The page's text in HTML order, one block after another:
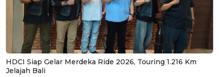
HDCI Siap Gelar Merdeka Ride 2026, Touring 1.216 Km
Jelajah Bali